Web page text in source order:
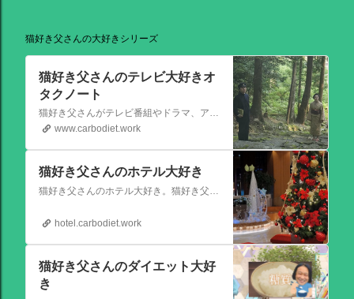
猫好き父さんの大好きシリーズ
猫好き父さんのテレビ大好きオ
タクノート
猫好き父さんがテレビ番組やドラマ、アニメ、特撮ヒーロー,そしてダイエットについて書いたブログです。
www.carbodiet.work
猫好き父さんのホテル大好き
猫好き父さんのホテル大好き。猫好き父さんが宿泊したホテルの情報を徒然なるままに書いていきます。
hotel.carbodiet.work
猫好き父さんのダイエット大好
き